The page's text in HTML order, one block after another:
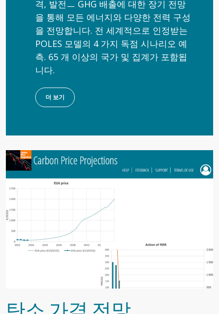
격, 발전ㅡ GHG 배출에 대한 장기 전망
을 통해 모든 에너지와 다양한 전력 구성
을 전망합니다. 전 세계적으로 인정받는
POLES 모델의 4 가지 독점 시나리오 예
측. 65 개 이상의 국가 및 집계가 포함됩
니다.
더 보기